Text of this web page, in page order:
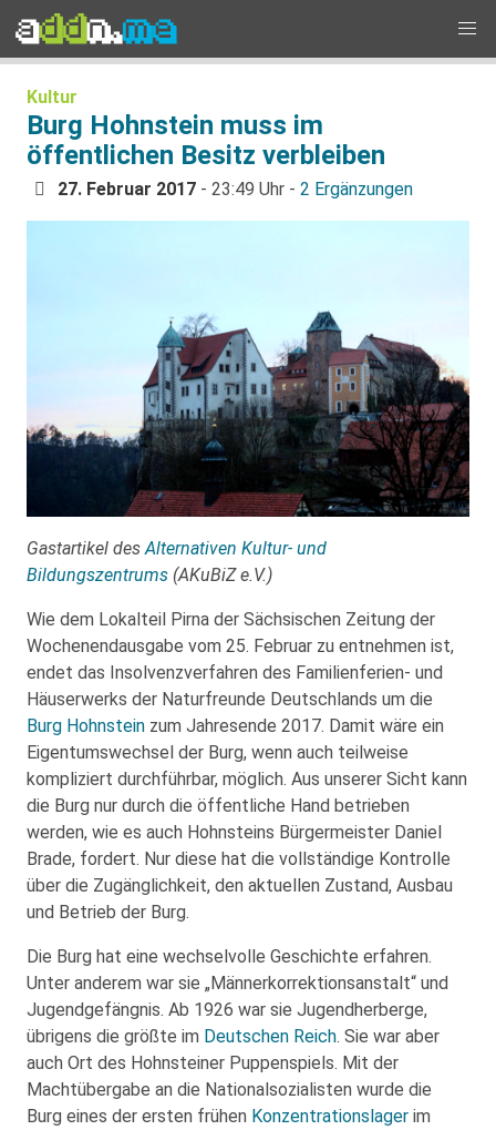
Kultur
Burg Hohnstein muss im
öffentlichen Besitz verbleiben
27. Februar 2017 - 23:49 Uhr - 2 Ergänzungen
Gastartikel des Alternativen Kultur- und
Bildungszentrums (AKuBiZ e.V.)
Wie dem Lokalteil Pirna der Sächsischen Zeitung der
Wochenendausgabe vom 25. Februar zu entnehmen ist,
endet das Insolvenzverfahren des Familienferien- und
Häuserwerks der Naturfreunde Deutschlands um die
Burg Hohnstein zum Jahresende 2017. Damit wäre ein
Eigentumswechsel der Burg, wenn auch teilweise
kompliziert durchführbar, möglich. Aus unserer Sicht kann
die Burg nur durch die öffentliche Hand betrieben
werden, wie es auch Hohnsteins Bürgermeister Daniel
Brade, fordert. Nur diese hat die vollständige Kontrolle
über die Zugänglichkeit, den aktuellen Zustand, Ausbau
und Betrieb der Burg.
Die Burg hat eine wechselvolle Geschichte erfahren.
Unter anderem war sie „Männerkorrektionsanstalt“ und
Jugendgefängnis. Ab 1926 war sie Jugendherberge,
übrigens die größte im Deutschen Reich. Sie war aber
auch Ort des Hohnsteiner Puppenspiels. Mit der
Machtübergabe an die Nationalsozialisten wurde die
Burg eines der ersten frühen Konzentrationslager im